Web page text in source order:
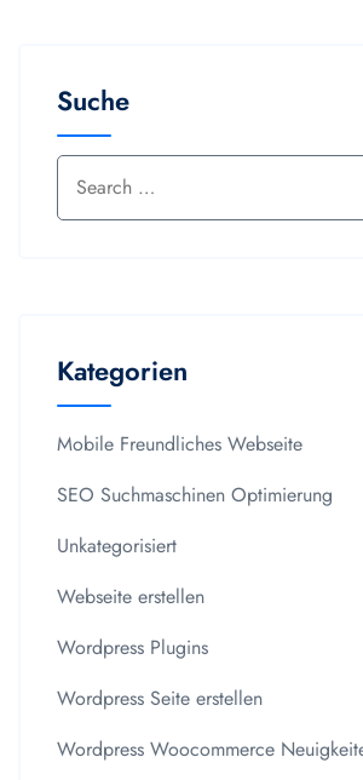
Suche
Kategorien
Mobile Freundliches Webseite
SEO Suchmaschinen Optimierung
Unkategorisiert
Webseite erstellen
Wordpress Plugins
Wordpress Seite erstellen
Wordpress Woocommerce